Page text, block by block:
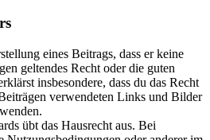
eines Beitrags, dass er keine
geltendes Recht oder die guten
insbesondere, dass du das Recht
verwendeten Links und Bilder
übt das Hausrecht aus. Bei